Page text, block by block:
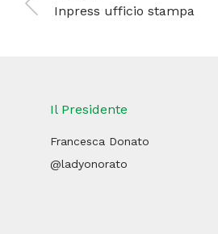
Inpress ufficio stampa
Il Presidente
Francesca Donato
@ladyonorato